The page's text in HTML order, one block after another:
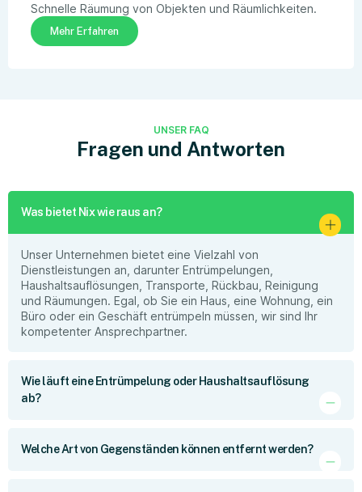
Schnelle Räumung von Objekten und Räumlichkeiten.
Mehr Erfahren
UNSER FAQ
Fragen und Antworten
Was bietet Nix wie raus an?
Unser Unternehmen bietet eine Vielzahl von
Dienstleistungen an, darunter Entrümpelungen,
Haushaltsauflösungen, Transporte, Rückbau, Reinigung
und Räumungen. Egal, ob Sie ein Haus, eine Wohnung, ein
Büro oder ein Geschäft entrümpeln müssen, wir sind Ihr
kompetenter Ansprechpartner.
Wie läuft eine Entrümpelung oder Haushaltsauflösung
ab?
Welche Art von Gegenständen können entfernt werden?